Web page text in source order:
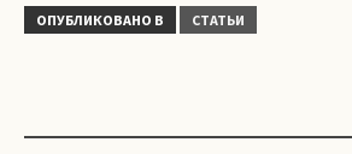
ОПУБЛИКОВАНО В СТАТЬИ